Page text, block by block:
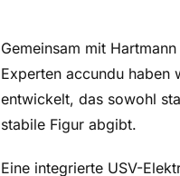
Gemeinsam mit
Experten accundu haben
entwickelt, das sowohl
stabile Figur abgibt.
Eine integrierte USV-